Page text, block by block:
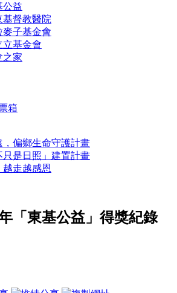
公益
基督教醫院
麥子基金會
立基金會
之家
箱
「東基公益」得獎紀錄